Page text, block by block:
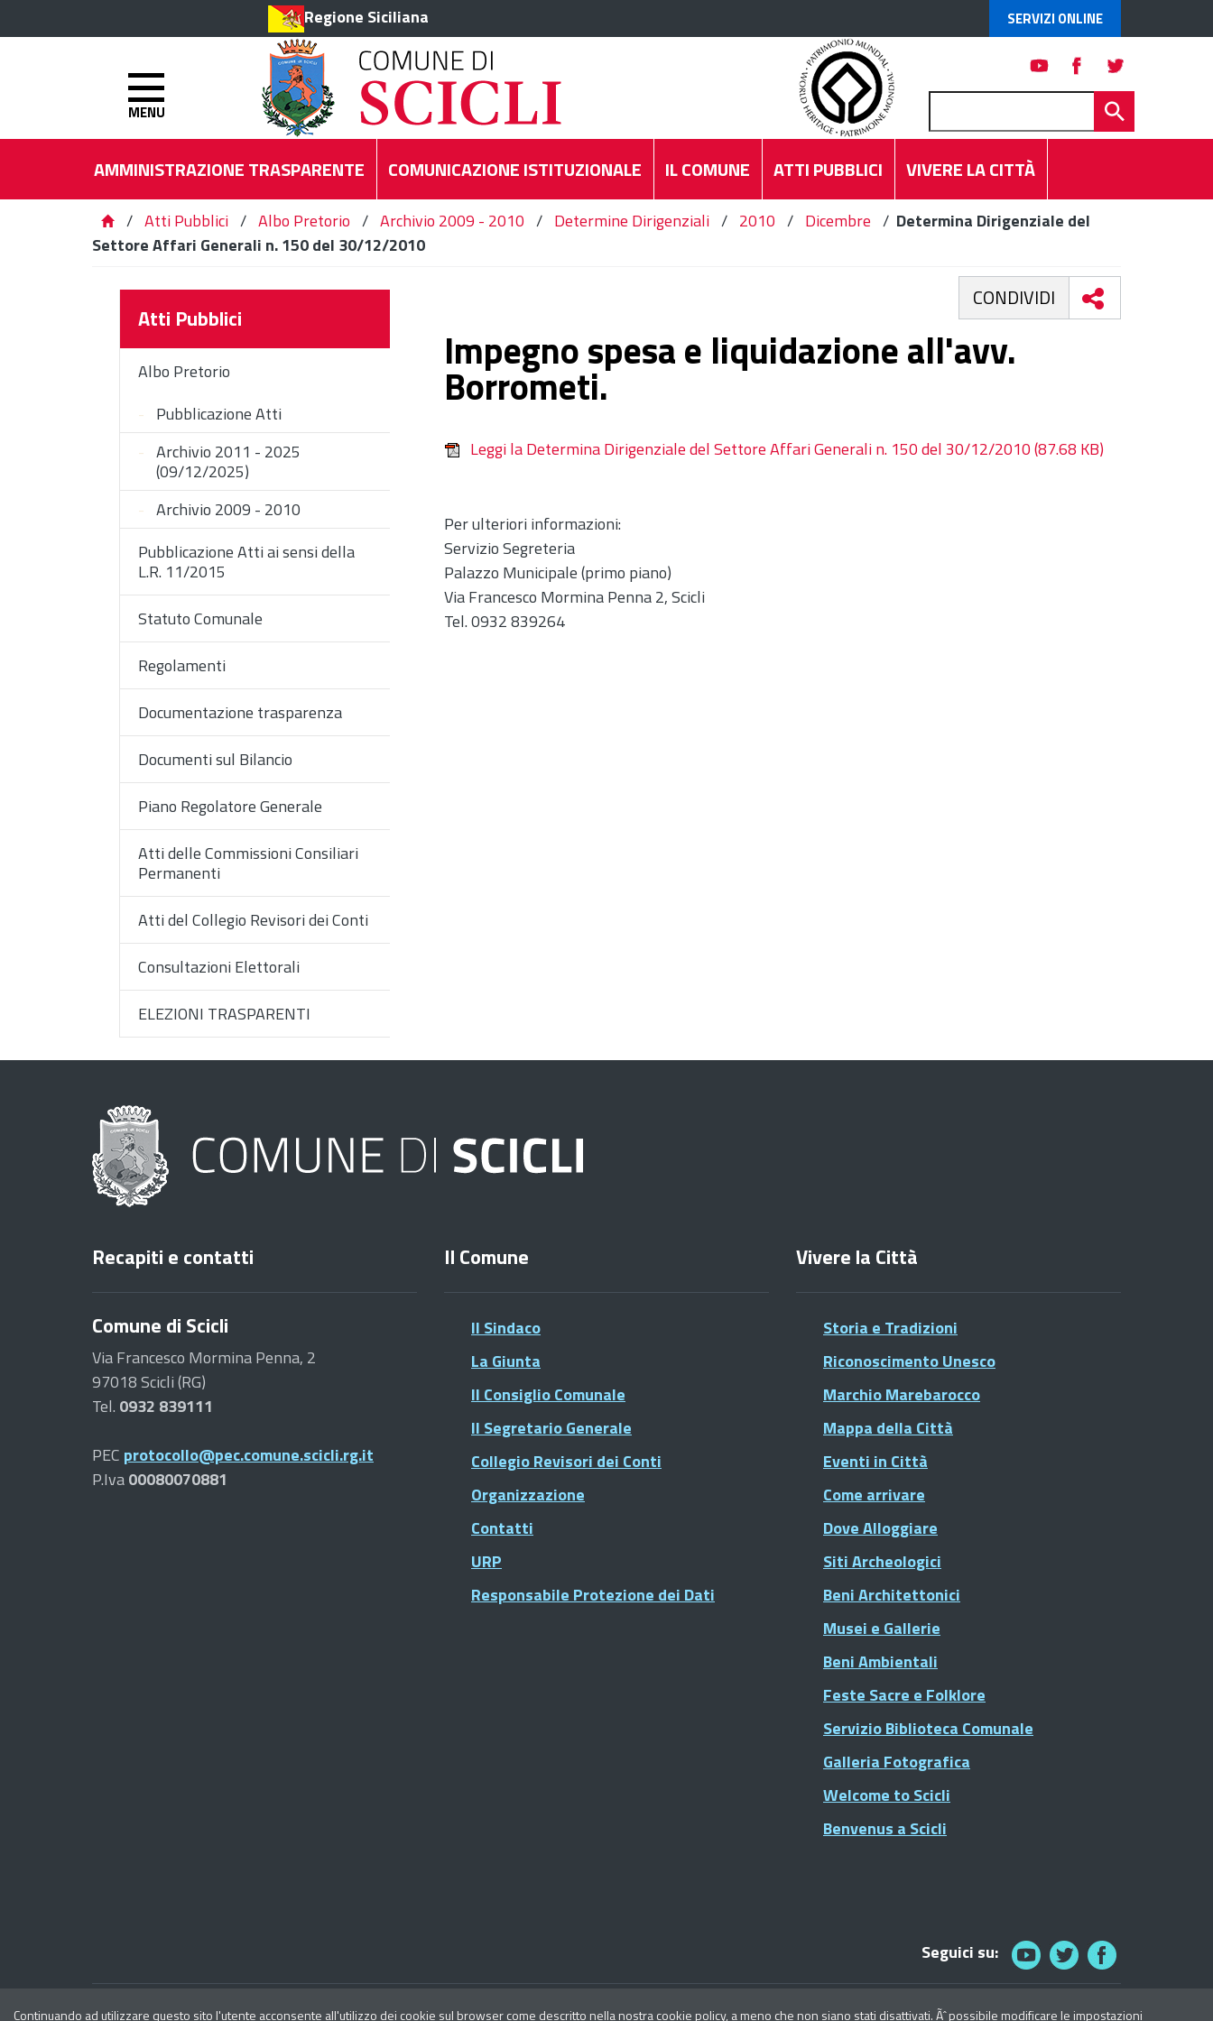
Regione Siciliana SERVIZI ONLINE
MENU
AMMINISTRAZIONE TRASPARENTE COMUNICAZIONE ISTITUZIONALE IL COMUNE ATTI PUBBLICI VIVERE LA CITTÀ
/ Atti Pubblici / Albo Pretorio / Archivio 2009 - 2010 / Determine Dirigenziali / 2010 / Dicembre / Determina Dirigenziale del
Settore Affari Generali n. 150 del 30/12/2010
Atti Pubblici
Albo Pretorio
Pubblicazione Atti
Archivio 2011 - 2025
(09/12/2025)
Archivio 2009 - 2010
Pubblicazione Atti ai sensi della
L.R. 11/2015
Statuto Comunale
Regolamenti
Documentazione trasparenza
Documenti sul Bilancio
Piano Regolatore Generale
Atti delle Commissioni Consiliari
Permanenti
Atti del Collegio Revisori dei Conti
Consultazioni Elettorali
ELEZIONI TRASPARENTI
CONDIVIDI
Impegno spesa e liquidazione all'avv.
Borrometi.
Leggi la Determina Dirigenziale del Settore Affari Generali n. 150 del 30/12/2010(87.68 KB)
Per ulteriori informazioni:
Servizio Segreteria
Palazzo Municipale (primo piano)
Via Francesco Mormina Penna 2, Scicli
Tel. 0932 839264
Recapiti e contatti
Comune di Scicli
Via Francesco Mormina Penna, 2
97018 Scicli (RG)
Tel. 0932 839111
PEC protocollo@pec.comune.scicli.rg.it
P.Iva00080070881
Il Comune
Il Sindaco
La Giunta
Il Consiglio Comunale
Il Segretario Generale
Collegio Revisori dei Conti
Organizzazione
Contatti
URP
Responsabile Protezione dei Dati
Vivere la Città
Storia e Tradizioni
Riconoscimento Unesco
Marchio Marebarocco
Mappa della Città
Eventi in Città
Come arrivare
Dove Alloggiare
Siti Archeologici
Beni Architettonici
Musei e Gallerie
Beni Ambientali
Feste Sacre e Folklore
Servizio Biblioteca Comunale
Galleria Fotografica
Welcome to Scicli
Benvenus a Scicli
Seguici su:
Privacy Note legali Aggiornato al 21/06/2018 © 2021 Comune di Scicli - Tutti i diritti riservati
Continuando ad utilizzare questo sito l'utente acconsente all'utilizzo dei cookie sul browser come descritto nella nostra cookie policy, a meno che non siano stati disattivati. Ãˆ possibile modificare le impostazioni